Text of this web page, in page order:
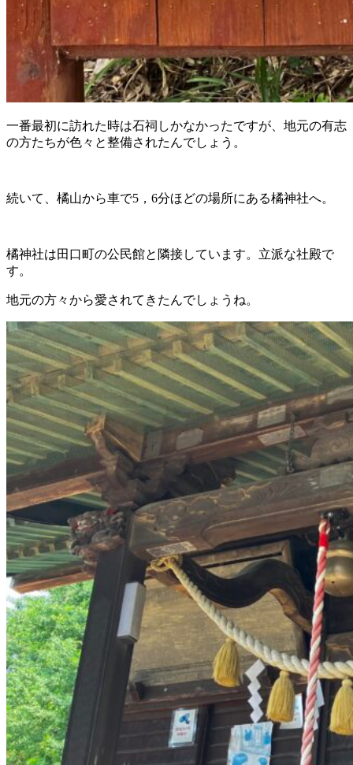
一番最初に訪れた時は石祠しかなかったですが、地元の有志
の方たちが色々と整備されたんでしょう。
続いて、橘山から車で5，6分ほどの場所にある橘神社へ。
橘神社は田口町の公民館と隣接しています。立派な社殿で
す。
地元の方々から愛されてきたんでしょうね。